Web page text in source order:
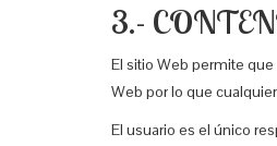
3.-
El sitio Web permite
Web por lo que
El usuario es el único